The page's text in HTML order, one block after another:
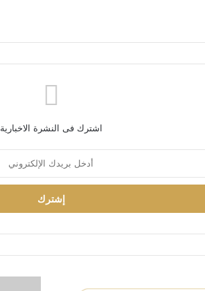
اشترك فى النشرة الاخبارية